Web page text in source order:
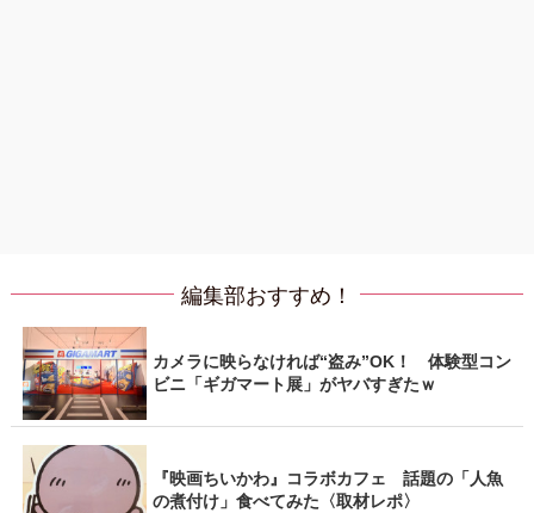
編集部おすすめ！
カメラに映らなければ“盗み”OK！ 体験型コン
ビニ「ギガマート展」がヤバすぎたｗ
『映画ちいかわ』コラボカフェ 話題の「人魚
の煮付け」食べてみた〈取材レポ〉